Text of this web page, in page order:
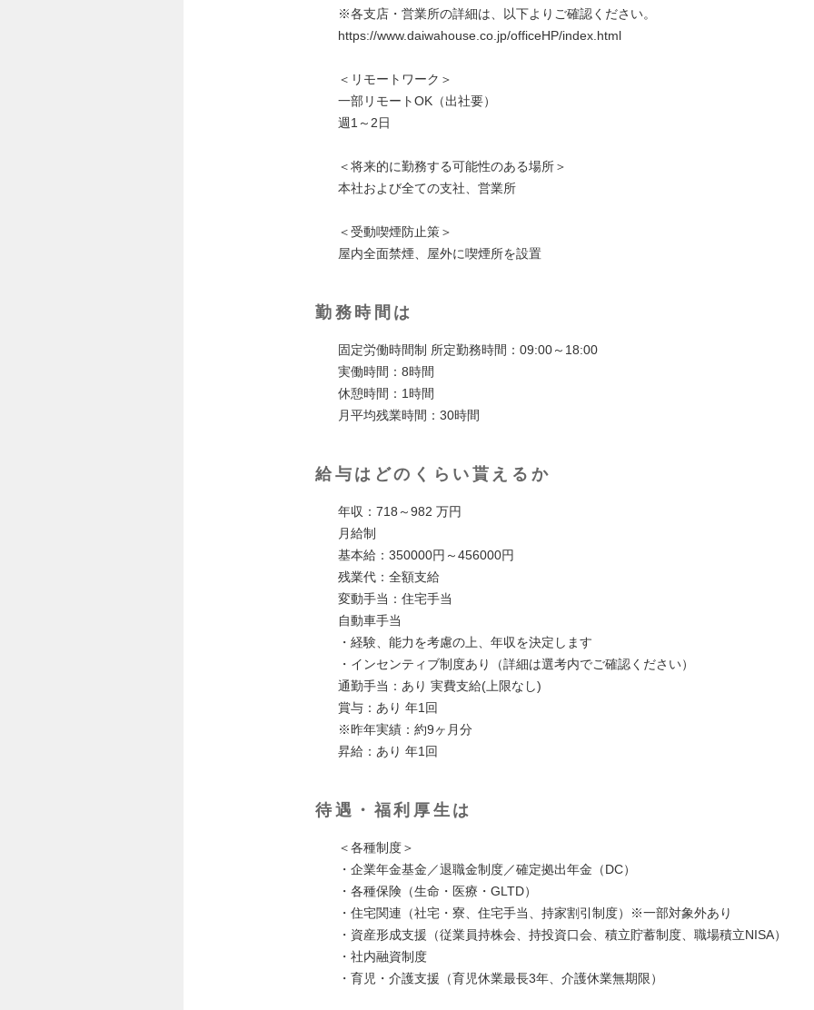
※各支店・営業所の詳細は、以下よりご確認ください。
https://www.daiwahouse.co.jp/officeHP/index.html
＜リモートワーク＞
一部リモートOK（出社要）
週1～2日
＜将来的に勤務する可能性のある場所＞
本社および全ての支社、営業所
＜受動喫煙防止策＞
屋内全面禁煙、屋外に喫煙所を設置
勤務時間は
固定労働時間制 所定勤務時間：09:00～18:00
実働時間：8時間
休憩時間：1時間
月平均残業時間：30時間
給与はどのくらい貰えるか
年収：718～982 万円
月給制
基本給：350000円～456000円
残業代：全額支給
変動手当：住宅手当
自動車手当
・経験、能力を考慮の上、年収を決定します
・インセンティブ制度あり（詳細は選考内でご確認ください）
通勤手当：あり 実費支給(上限なし)
賞与：あり 年1回
※昨年実績：約9ヶ月分
昇給：あり 年1回
待遇・福利厚生は
＜各種制度＞
・企業年金基金／退職金制度／確定拠出年金（DC）
・各種保険（生命・医療・GLTD）
・住宅関連（社宅・寮、住宅手当、持家割引制度）※一部対象外あり
・資産形成支援（従業員持株会、持投資口会、積立貯蓄制度、職場積立NISA）
・社内融資制度
・育児・介護支援（育児休業最長3年、介護休業無期限）